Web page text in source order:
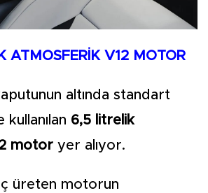
ATMOSFERİK V12 MOTOR
altında standart
kullanılan 6,5 litrelik
motor yer alıyor.
üreten motorun